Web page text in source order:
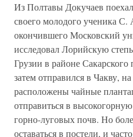
Из Полтавы Докучаев
своего молодого ученика С.
окончившего Московский
исследовал Лорийскую
Грузии в районе
затем отправился в Чакву,
расположены чайные
отправиться в
горно-луговых почв. Но
оставаться в постели, и